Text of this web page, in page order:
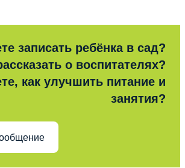
записать ребёнка в сад?
о воспитателях?
как улучшить питание и
занятия?